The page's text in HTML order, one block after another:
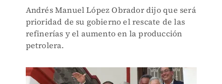
Andrés Manuel López Obrador dijo que será
prioridad de su gobierno el rescate de las
refinerías y el aumento en la producción
petrolera.